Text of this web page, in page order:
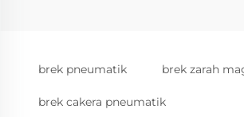
brek pneumatik brek zarah
brek cakera pneumatik